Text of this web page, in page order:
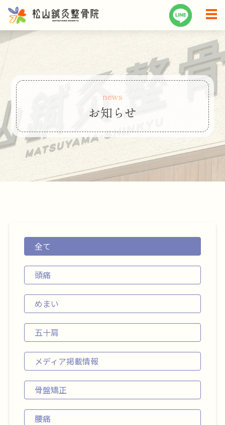
news
お知らせ
全て
頭痛
めまい
五十肩
メディア掲載情報
骨盤矯正
腰痛